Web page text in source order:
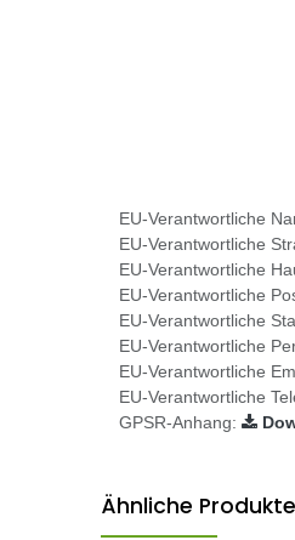
EU-Verantwortliche
EU-Verantwortliche
EU-Verantwortliche
EU-Verantwortliche
EU-Verantwortliche
EU-Verantwortliche
EU-Verantwortliche
EU-Verantwortliche
GPSR-Anhang:
Ähnliche Produkte